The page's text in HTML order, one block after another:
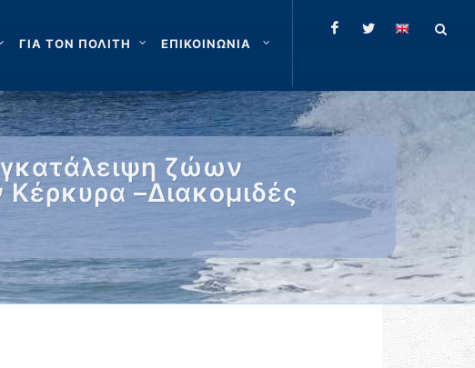
ΓΙΑ ΤΟΝ ΠΟΛΙΤΗ ΕΠΙΚΟΙΝΩΝΙΑ
ζώων
–Διακομιδές